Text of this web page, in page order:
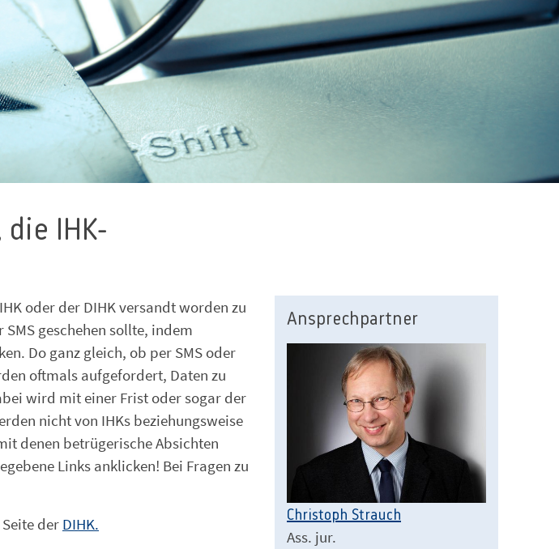
IHK-
oder der DIHK versandt worden zu
geschehen sollte, indem
Do ganz gleich, ob per SMS oder
oftmals aufgefordert, Daten zu
wird mit einer Frist oder sogar der
nicht von IHKs beziehungsweise
denen betrügerische Absichten
Links anklicken! Bei Fragen zu
der DIHK.
Ansprechpartner
Christoph Strauch
Ass. jur.